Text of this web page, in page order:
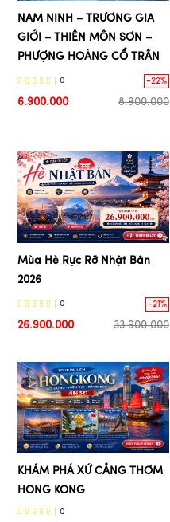
NAM NINH – TRƯƠNG GIA
GIỚI – THIÊN MÔN SƠN –
PHƯỢNG HOÀNG CỔ TRẤN
0 -22%
6.900.000 8.900.000
Mùa Hè Rực Rỡ Nhật Bản
2026
0 -21%
26.900.000 33.900.000
KHÁM PHÁ XỨ CẢNG THƠM
HONG KONG
0